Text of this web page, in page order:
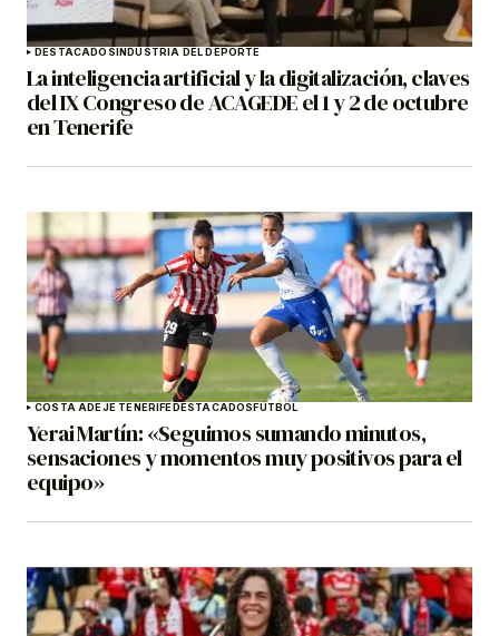
DESTACADOSINDUSTRIA DEL DEPORTE
La inteligencia artificial y la digitalización, claves
del IX Congreso de ACAGEDE el 1 y 2 de octubre
en Tenerife
COSTA ADEJE TENERIFEDESTACADOSFÚTBOL
Yerai Martín: «Seguimos sumando minutos,
sensaciones y momentos muy positivos para el
equipo»